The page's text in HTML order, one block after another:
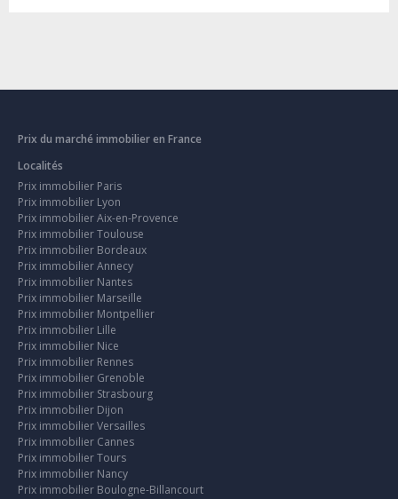
Prix du marché immobilier en France
Localités
Prix immobilier Paris
Prix immobilier Lyon
Prix immobilier Aix-en-Provence
Prix immobilier Toulouse
Prix immobilier Bordeaux
Prix immobilier Annecy
Prix immobilier Nantes
Prix immobilier Marseille
Prix immobilier Montpellier
Prix immobilier Lille
Prix immobilier Nice
Prix immobilier Rennes
Prix immobilier Grenoble
Prix immobilier Strasbourg
Prix immobilier Dijon
Prix immobilier Versailles
Prix immobilier Cannes
Prix immobilier Tours
Prix immobilier Nancy
Prix immobilier Boulogne-Billancourt